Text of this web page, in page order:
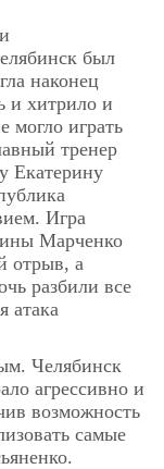
был
наконец
и хитрило и
могло играть
тренер
Екатерину
Игра
Марченко
отрыв, а
разбили все
атака
Челябинск
агрессивно и
возможность
самые